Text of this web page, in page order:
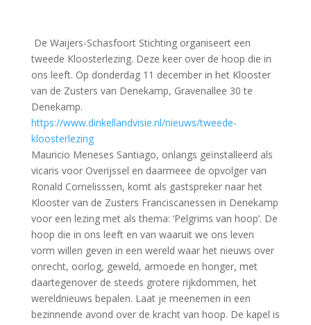
De Waijers-Schasfoort Stichting organiseert een
tweede Kloosterlezing. Deze keer over de hoop die in
ons leeft. Op donderdag 11 december in het Klooster
van de Zusters van Denekamp, Gravenallee 30 te
Denekamp.
https://www.dinkellandvisie.nl/nieuws/tweede-
kloosterlezing
Mauricio Meneses Santiago, onlangs geïnstalleerd als
vicaris voor Overijssel en daarmeee de opvolger van
Ronald Cornelisssen, komt als gastspreker naar het
Klooster van de Zusters Franciscanessen in Denekamp
voor een lezing met als thema: ‘Pelgrims van hoop’. De
hoop die in ons leeft en van waaruit we ons leven
vorm willen geven in een wereld waar het nieuws over
onrecht, oorlog, geweld, armoede en honger, met
daartegenover de steeds grotere rijkdommen, het
wereldnieuws bepalen. Laat je meenemen in een
bezinnende avond over de kracht van hoop. De kapel is